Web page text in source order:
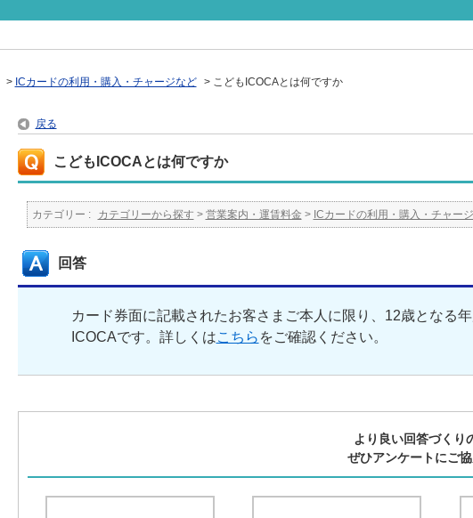
> ICカードの利用・購入・チャージなど > こどもICOCAとは何ですか
戻る
こどもICOCAとは何ですか
カテゴリー : カテゴリーから探す > 営業案内・運賃料金 > ICカードの利用・購入・チャー
回答
カード券面に記載されたお客さまご本人に限り、12歳となる
ICOCAです。詳しくはこちら をご確認ください。
より良い回答づくり
ぜひアンケートにご